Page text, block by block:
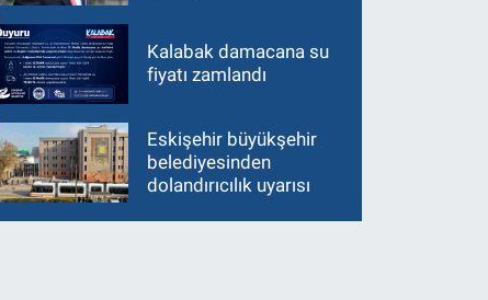
Kalabak damacana su
fiyatı zamlandı
Eskişehir büyükşehir
belediyesinden
dolandırıcılık uyarısı